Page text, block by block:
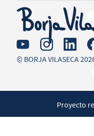
© BORJA VILASECA
Proyecto